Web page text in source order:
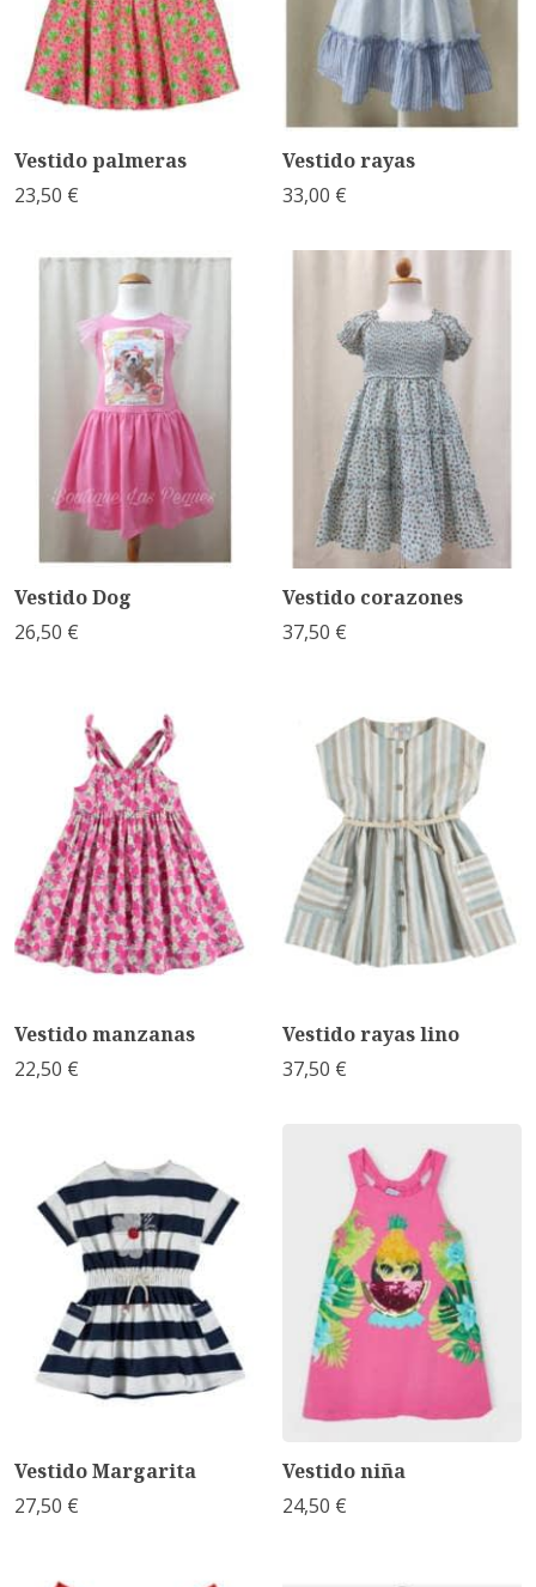
Vestido palmeras
23,50 €
Vestido rayas
33,00 €
Vestido Dog
26,50 €
Vestido corazones
37,50 €
Vestido manzanas
22,50 €
Vestido rayas lino
37,50 €
Vestido Margarita
27,50 €
Vestido niña
24,50 €